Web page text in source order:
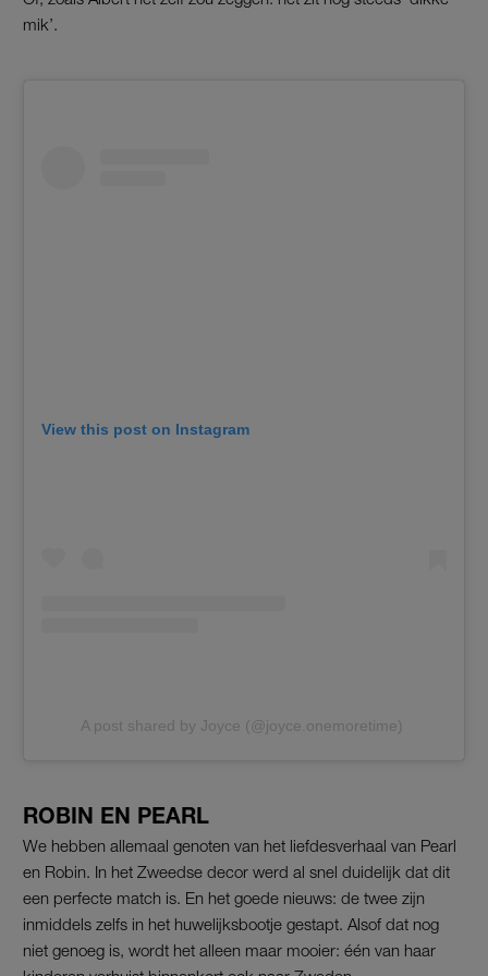
mik’.
View this post on Instagram
A post shared by Joyce (@joyce.onemoretime)
ROBIN EN PEARL
We hebben allemaal genoten van het liefdesverhaal van Pearl
en Robin. In het Zweedse decor werd al snel duidelijk dat dit
een perfecte match is. En het goede nieuws: de twee zijn
inmiddels zelfs in het huwelijksbootje gestapt. Alsof dat nog
niet genoeg is, wordt het alleen maar mooier: één van haar